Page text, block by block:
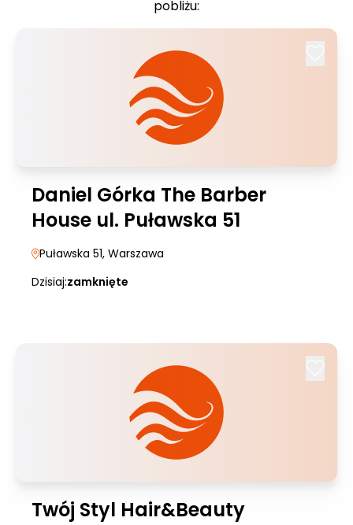
pobliżu:
Daniel Górka The Barber
House ul. Puławska 51
Puławska 51, Warszawa
Dzisiaj:zamknięte
Twój Styl Hair&Beauty